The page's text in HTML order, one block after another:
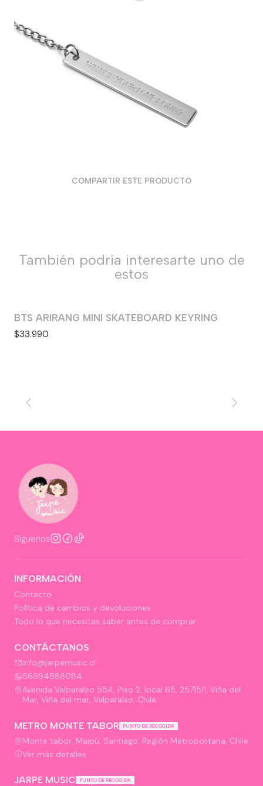
COMPARTIR ESTE PRODUCTO
También podría interesarte uno de
estos
BTS ARIRANG MINI SKATEBOARD KEYRING
$33.990
Síguenos
INFORMACIÓN
Contacto
Política de cambios y devoluciones
Todo lo que necesitas saber antes de comprar
CONTÁCTANOS
info@jarpemusic.cl
56994888084
Avenida Valparaíso 554, Piso 2, local 65, 2571511, Viña del
Mar, Viña del mar, Valparaíso, Chile
METRO MONTE TABOR PUNTO DE RECOGIDA
Monte tabor, Maipú, Santiago, Región Metropolitana, Chile
Ver más detalles
JARPE MUSIC PUNTO DE RECOGIDA